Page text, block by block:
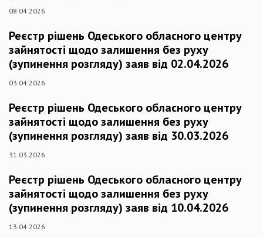
08.04.2026
Реєстр рішень Одеського обласного центру
зайнятості щодо залишення без руху
(зупинення розгляду) заяв від 02.04.2026
03.04.2026
Реєстр рішень Одеського обласного центру
зайнятості щодо залишення без руху
(зупинення розгляду) заяв від 30.03.2026
31.03.2026
Реєстр рішень Одеського обласного центру
зайнятості щодо залишення без руху
(зупинення розгляду) заяв від 10.04.2026
13.04.2026